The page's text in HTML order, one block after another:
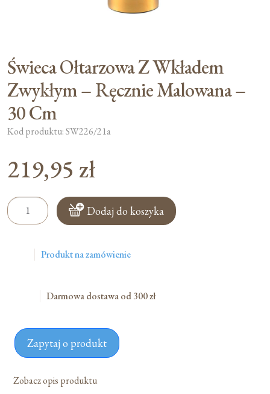
Świeca Ołtarzowa Z Wkładem
Zwykłym – Ręcznie Malowana –
30 Cm
Kod produktu: SW226/21a
219,95 zł
ilość
Świeca
Wkładem
30
Dodaj do koszyka
Produkt na zamówienie
Darmowa dostawa od 300 zł
Zapytaj o produkt
Zobacz opis produktu